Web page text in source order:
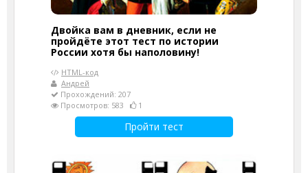
Двойка вам в дневник, если не
пройдёте этот тест по истории
России хотя бы наполовину!
HTML-код
Андрей
Прохождений: 207
Просмотров: 583
1
Пройти тест